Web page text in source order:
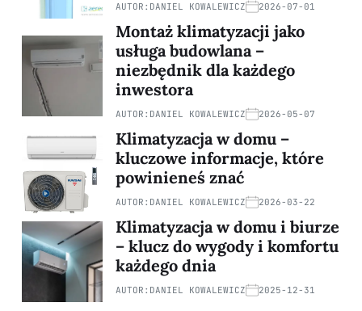
AUTOR: DANIEL KOWALEWICZ 2026-07-01
Montaż klimatyzacji jako
usługa budowlana –
niezbędnik dla każdego
inwestora
AUTOR: DANIEL KOWALEWICZ 2026-05-07
Klimatyzacja w domu –
kluczowe informacje, które
powinieneś znać
AUTOR: DANIEL KOWALEWICZ 2026-03-22
Klimatyzacja w domu i biurze
– klucz do wygody i komfortu
każdego dnia
AUTOR: DANIEL KOWALEWICZ 2025-12-31